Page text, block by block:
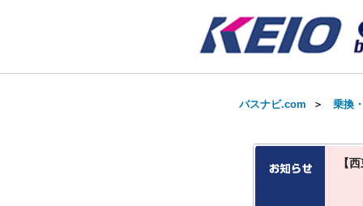
バスナビ.com ＞ 乗換
【